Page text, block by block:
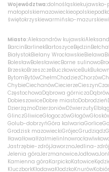
Województwa:dolnośląskiekujawsko-
małopolskiemazowieckieopolskie
świętokrzyskiewarmińsko-mazurskie
Miasto:Aleksandrów kujawski
BarcinBarlinekBartoszyceBędzin
BiałystokBielany WrocławskieBielawa
BolesławBolesławiecBorne sulinowo
BrzeskoBrzeszczeBuczkowiceBuk
BytomBytówChełmChodzieżChorzów
ChybieCiechanówCiecierzeCieszyn
CzęstochowaDąbrowa górnicza
DobieszowiceDobre miastoDobrodzień
DzierżążnoDzierżoniówDźwierzutyElbląg
GlinczGliwiceGłogoczówGłogów
Golub-dobrzyńGóra kalwariaGorlice
Grodzisk mazowieckiGrójecGrudziądz
IławaIłowaIłżaImielinInowrocław
Jastrzębie-zdrójJaworznoJedlina-zdrój
Jelenia góraJerzmanowiceJodłowa
Kamienna góraKarpickoKatowice
KluczborkKłodawaKłodzkoKnurówKobiór